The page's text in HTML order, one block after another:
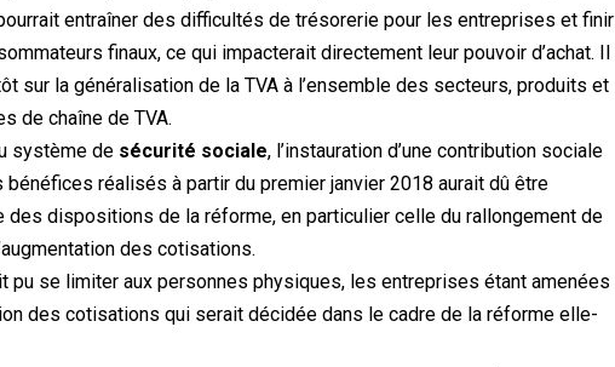
entraîner des difficultés de trésorerie pour les entreprises et finir
finaux, ce qui impacterait directement leur pouvoir d’achat. Il
sur la généralisation de la TVA à l’ensemble des secteurs, produits et
de chaîne de TVA.
système de sécurité sociale, l’instauration d’une contribution sociale
réalisés à partir du premier janvier 2018 aurait dû être
dispositions de la réforme, en particulier celle du rallongement de
des cotisations.
pu se limiter aux personnes physiques, les entreprises étant amenées
des cotisations qui serait décidée dans le cadre de la réforme elle-